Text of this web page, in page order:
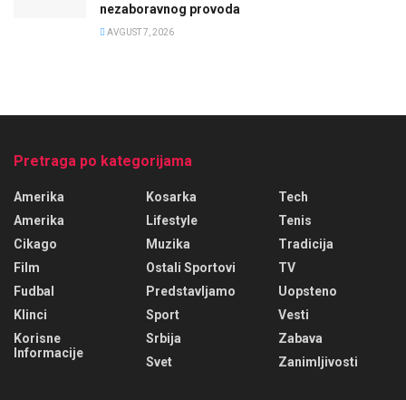
nezaboravnog provoda
AVGUST 7, 2026
Pretraga po kategorijama
Amerika
Amerika
Cikago
Film
Fudbal
Klinci
Korisne
Informacije
Kosarka
Lifestyle
Muzika
Ostali Sportovi
Predstavljamo
Sport
Srbija
Svet
Tech
Tenis
Tradicija
TV
Uopsteno
Vesti
Zabava
Zanimljivosti